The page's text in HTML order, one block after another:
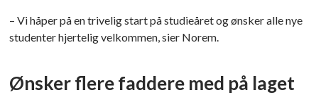
– Vi håper på en trivelig start på studieåret og ønsker alle nye
studenter hjertelig velkommen, sier Norem.
Ønsker flere faddere med på laget